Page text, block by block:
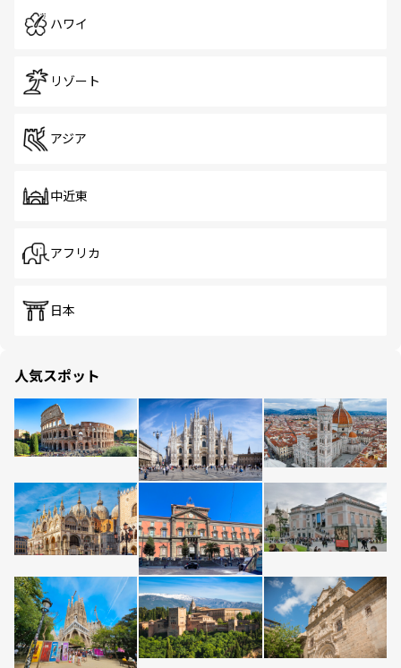
ハワイ
リゾート
アジア
中近東
アフリカ
日本
人気スポット